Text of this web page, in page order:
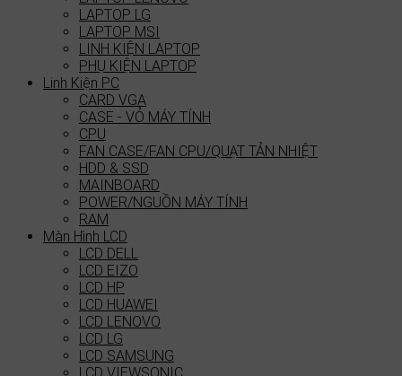
LAPTOP LG
LAPTOP MSI
LINH KIỆN LAPTOP
PHỤ KIỆN LAPTOP
Linh Kiện PC
CARD VGA
CASE - VỎ MÁY TÍNH
CPU
FAN CASE/FAN CPU/QUẠT TẢN NHIỆT
HDD & SSD
MAINBOARD
POWER/NGUỒN MÁY TÍNH
RAM
Màn Hình LCD
LCD DELL
LCD EIZO
LCD HP
LCD HUAWEI
LCD LENOVO
LCD LG
LCD SAMSUNG